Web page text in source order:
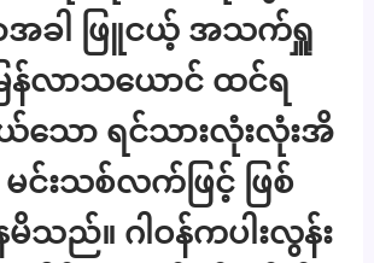
အခါ ဖြူငယ့် အသက်ရှူ
န်လာသယောင် ထင်ရ
သော ရင်သားလုံးလုံးအိ
င်းသစ်လက်ဖြင့် ဖြစ်
မိသည်။ ဂါဝန်ကပါးလွန်း